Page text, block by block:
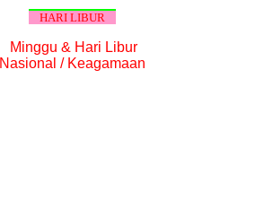
HARI LIBUR
Minggu & Hari Libur
Nasional / Keagamaan